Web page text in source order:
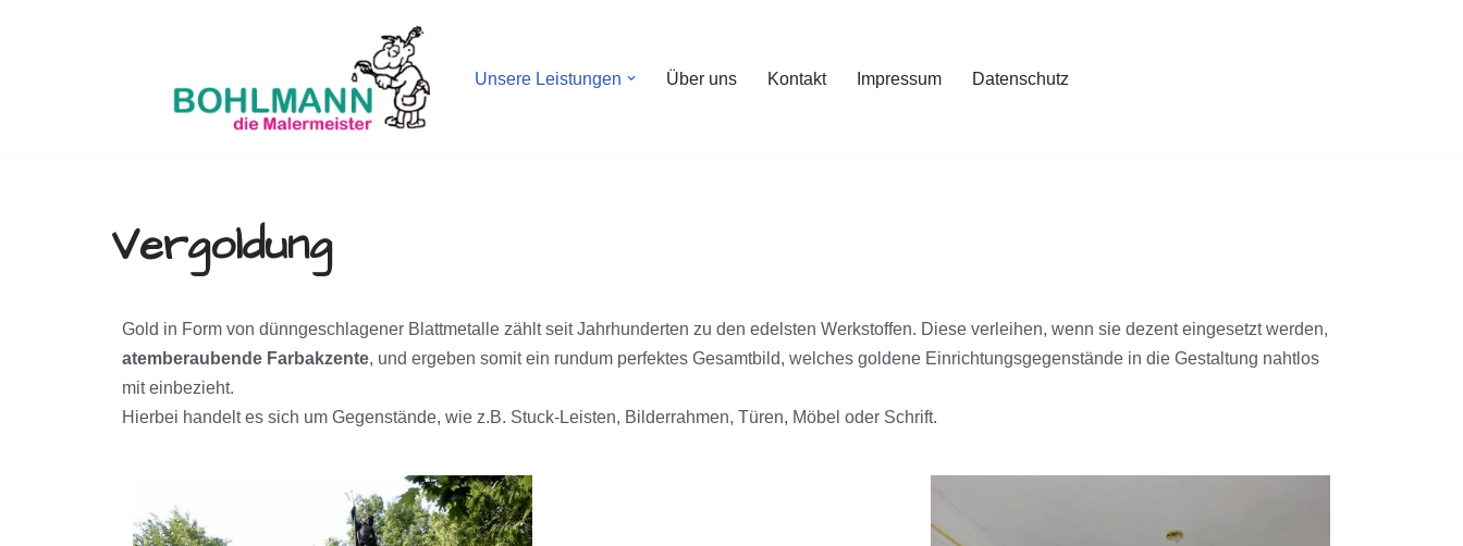
Unsere Leistungen Über uns Kontakt Impressum Datenschutz
Vergoldung
Gold in Form von dünngeschlagener Blattmetalle zählt seit Jahrhunderten zu den edelsten Werkstoffen. Diese verleihen, wenn sie dezent eingesetzt werden,
atemberaubende Farbakzente, und ergeben somit ein rundum perfektes Gesamtbild, welches goldene Einrichtungsgegenstände in die Gestaltung nahtlos
mit einbezieht.
Hierbei handelt es sich um Gegenstände, wie z.B. Stuck-Leisten, Bilderrahmen, Türen, Möbel oder Schrift.